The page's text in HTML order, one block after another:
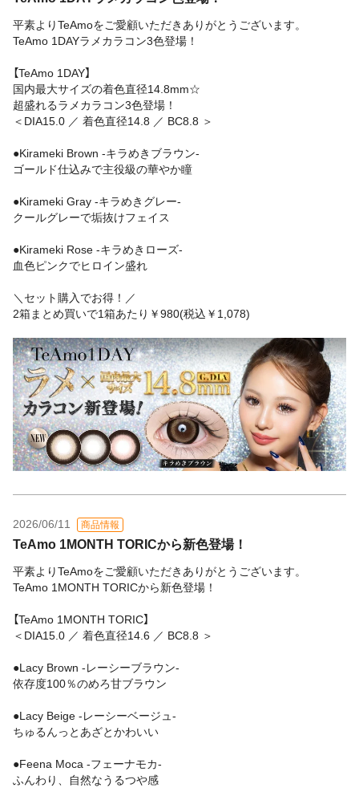
平素よりTeAmoをご愛顧いただきありがとうございます。
TeAmo 1DAYラメカラコン3色登場！
【TeAmo 1DAY】
国内最大サイズの着色直径14.8mm☆
超盛れるラメカラコン3色登場！
＜DIA15.0 ／ 着色直径14.8 ／ BC8.8 ＞
●Kirameki Brown -キラめきブラウン-
ゴールド仕込みで主役級の華やか瞳
●Kirameki Gray -キラめきグレー-
クールグレーで垢抜けフェイス
●Kirameki Rose -キラめきローズ-
血色ピンクでヒロイン盛れ
＼セット購入でお得！／
2箱まとめ買いで1箱あたり￥980(税込￥1,078)
2026/06/11 商品情報
TeAmo 1MONTH TORICから新色登場！
平素よりTeAmoをご愛顧いただきありがとうございます。
TeAmo 1MONTH TORICから新色登場！
【TeAmo 1MONTH TORIC】
＜DIA15.0 ／ 着色直径14.6 ／ BC8.8 ＞
●Lacy Brown -レーシーブラウン-
依存度100％のめろ甘ブラウン
●Lacy Beige -レーシーベージュ-
ちゅるんっとあざとかわいい
●Feena Moca -フェーナモカ-
ふんわり、自然なうるつや感